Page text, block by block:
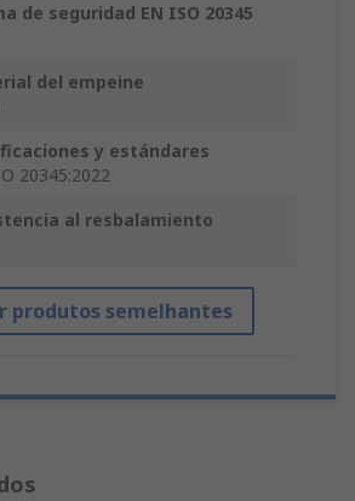
de seguridad EN ISO 20345
del empeine
y estándares
20345:2022
al resbalamiento
produtos semelhantes